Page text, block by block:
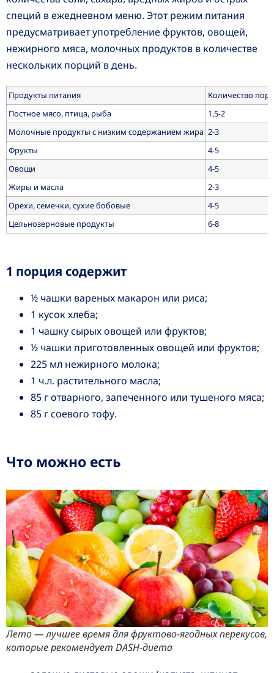
специй в ежедневном меню. Этот режим питания
предусматривает употребление фруктов, овощей,
нежирного мяса, молочных продуктов в количестве
нескольких порций в день.
Продукты питания
Количество
Постное мясо, птица, рыба
1,5-2
Молочные продукты с низким содержанием жира 2-3
Фрукты
4-5
Овощи
4-5
Жиры и масла
2-3
Орехи, семечки, сухие бобовые
4-5
Цельнозерновые продукты
6-8
1 порция содержит
½ чашки вареных макарон или риса;
1 кусок хлеба;
1 чашку сырых овощей или фруктов;
½ чашки приготовленных овощей или фруктов;
225 мл нежирного молока;
1 ч.л. растительного масла;
85 г отварного, запеченного или тушеного мяса;
85 г соевого тофу.
Что можно есть
Лето — лучшее время для фруктово-ягодных перекусов,
которые рекомендует DASH-диета